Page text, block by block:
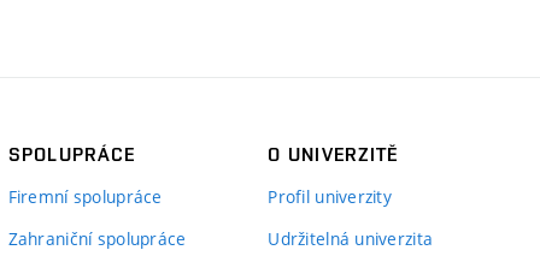
SPOLUPRÁCE
Firemní spolupráce
Zahraniční spolupráce
O UNIVERZITĚ
Profil univerzity
Udržitelná univerzita